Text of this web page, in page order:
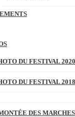
DU FESTIVAL 2020
DU FESTIVAL 2018
DES